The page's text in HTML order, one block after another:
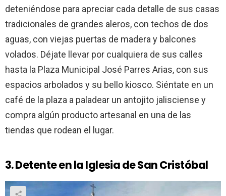
deteniéndose para apreciar cada detalle de sus casas
tradicionales de grandes aleros, con techos de dos
aguas, con viejas puertas de madera y balcones
volados. Déjate llevar por cualquiera de sus calles
hasta la Plaza Municipal José Parres Arias, con sus
espacios arbolados y su bello kiosco. Siéntate en un
café de la plaza a paladear un antojito jalisciense y
compra algún producto artesanal en una de las
tiendas que rodean el lugar.
3. Detente en la Iglesia de San Cristóbal